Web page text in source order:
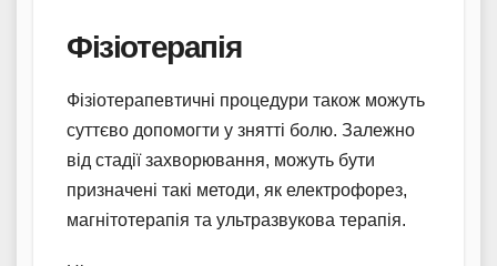
Фізіотерапія
Фізіотерапевтичні процедури також можуть
суттєво допомогти у знятті болю. Залежно
від стадії захворювання, можуть бути
призначені такі методи, як електрофорез,
магнітотерапія та ультразвукова терапія.